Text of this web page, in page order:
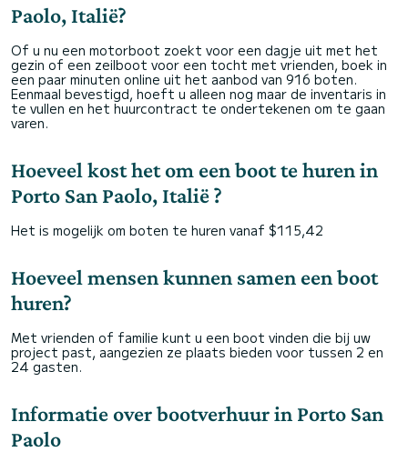
Paolo, Italië?
Of u nu een motorboot zoekt voor een dagje uit met het
gezin of een zeilboot voor een tocht met vrienden, boek in
een paar minuten online uit het aanbod van 916 boten.
Eenmaal bevestigd, hoeft u alleen nog maar de inventaris in
te vullen en het huurcontract te ondertekenen om te gaan
varen.
Hoeveel kost het om een boot te huren in
Porto San Paolo, Italië ?
Het is mogelijk om boten te huren vanaf $115,42
Hoeveel mensen kunnen samen een boot
huren?
Met vrienden of familie kunt u een boot vinden die bij uw
project past, aangezien ze plaats bieden voor tussen 2 en
24 gasten.
Informatie over bootverhuur in Porto San
Paolo